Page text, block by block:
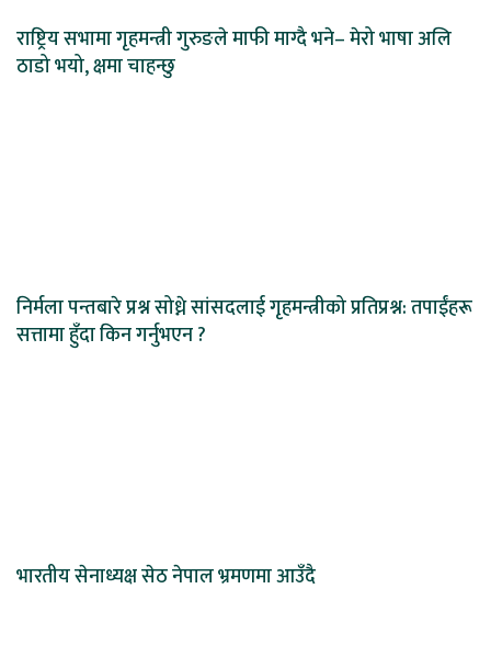
राष्ट्रिय सभामा गृहमन्त्री गुरुङले माफी माग्दै भने– मेरो भाषा अलि
ठाडो भयो, क्षमा चाहन्छु
निर्मला पन्तबारे प्रश्न सोध्ने सांसदलाई गृहमन्त्रीको प्रतिप्रश्न: तपाईंहरू
सत्तामा हुँदा किन गर्नुभएन ?
भारतीय सेनाध्यक्ष सेठ नेपाल भ्रमणमा आउँदै